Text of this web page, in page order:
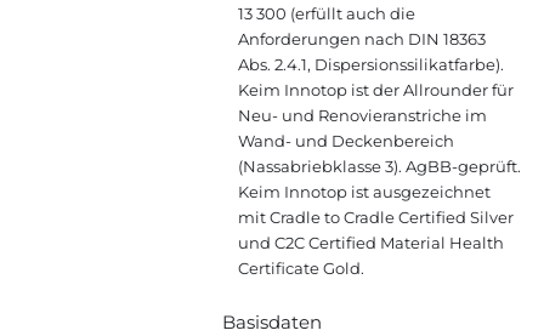
13 300 (erfüllt auch die
Anforderungen nach DIN 18363
Abs. 2.4.1, Dispersionssilikatfarbe).
Keim Innotop ist der Allrounder für
Neu- und Renovieranstriche im
Wand- und Deckenbereich
(Nassabriebklasse 3). AgBB-geprüft.
Keim Innotop ist ausgezeichnet
mit Cradle to Cradle Certified Silver
und C2C Certified Material Health
Certificate Gold.
Basisdaten